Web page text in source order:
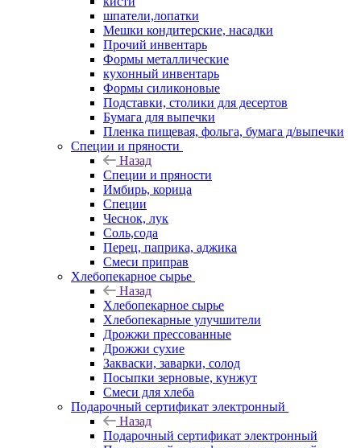
шпатели,лопатки
Мешки кондитерские, насадки
Прочий инвентарь
Формы металлические
кухонный инвентарь
Формы силиконовые
Подставки, столики для десертов
Бумага для выпечки
Пленка пищевая, фольга, бумага д/выпечки
Специи и пряности
Назад
Специи и пряности
Имбирь, корица
Специи
Чеснок, лук
Соль,сода
Перец, паприка, аджика
Смеси приправ
Хлебопекарное сырье
Назад
Хлебопекарное сырье
Хлебопекарные улучшители
Дрожжи прессованные
Дрожжи сухие
Закваски, заварки, солод
Посыпки зерновые, кунжут
Смеси для хлеба
Подарочный сертификат электронный
Назад
Подарочный сертификат электронный